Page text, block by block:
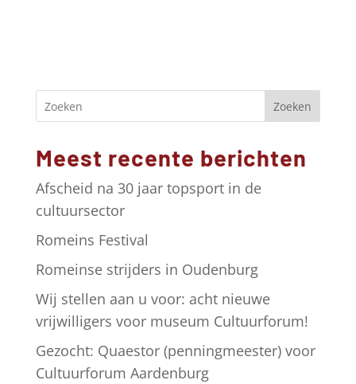
r
n
t
i
v
e
Zoeken
Meest recente berichten
Afscheid na 30 jaar topsport in de
cultuursector
Romeins Festival
Romeinse strijders in Oudenburg
Wij stellen aan u voor: acht nieuwe
vrijwilligers voor museum Cultuurforum!
Gezocht: Quaestor (penningmeester) voor
Cultuurforum Aardenburg